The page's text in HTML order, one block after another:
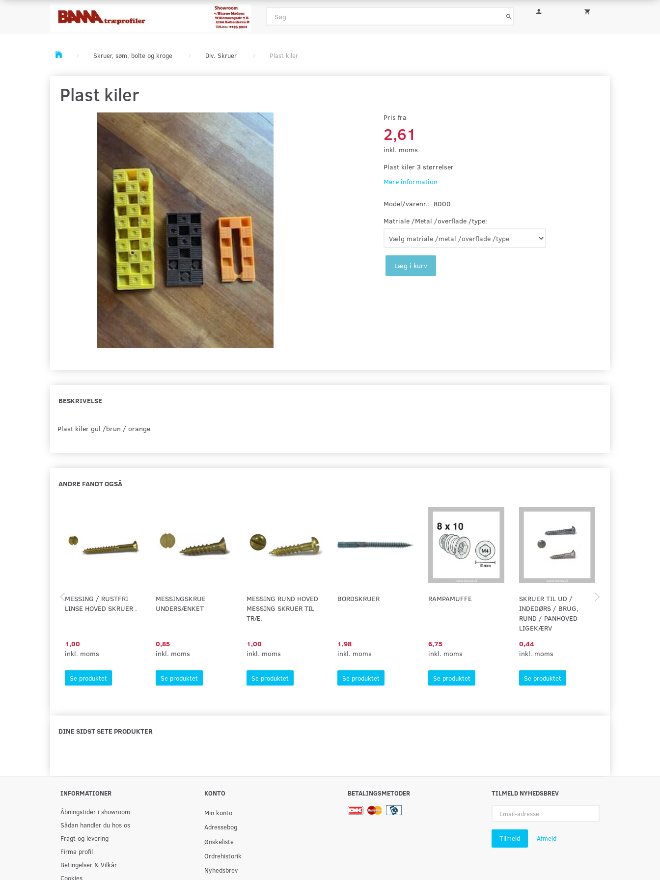
Skruer, søm, bolte og kroge Div. Skruer Plast kiler
Plast kiler
Pris fra
2,61
inkl. moms
Plast kiler 3 størrelser
Mere information
Model/varenr.: 8000_
Matriale /Metal /overflade /type:
Læg i kurv
BESKRIVELSE
Plast kiler gul /brun / orange
ANDRE FANDT OGSÅ
MESSING / RUSTFRI
LINSE HOVED SKRUER .
1,00
inkl. moms
Se produktet
MESSINGSKRUE
UNDERSÆNKET
0,85
inkl. moms
Se produktet
MESSING RUND HOVED
MESSING SKRUER TIL
TRÆ.
1,00
inkl. moms
Se produktet
BORDSKRUER
1,98
inkl. moms
Se produktet
RAMPAMUFFE
6,75
inkl. moms
Se produktet
SKRUER TIL UD /
INDEDØRS / BRUG,
RUND / PANHOVED
LIGEKÆRV
0,44
inkl. moms
Se produktet
DINE SIDST SETE PRODUKTER
INFORMATIONER
Åbningstider i showroom
Sådan handler du hos os
Fragt og levering
Firma profil
Betingelser & Vilkår
Cookies
KONTO
Min konto
Adressebog
Ønskeliste
Ordrehistorik
Nyhedsbrev
BETALINGSMETODER
TILMELD NYHEDSBREV
adresse
Tilmeld Afmeld